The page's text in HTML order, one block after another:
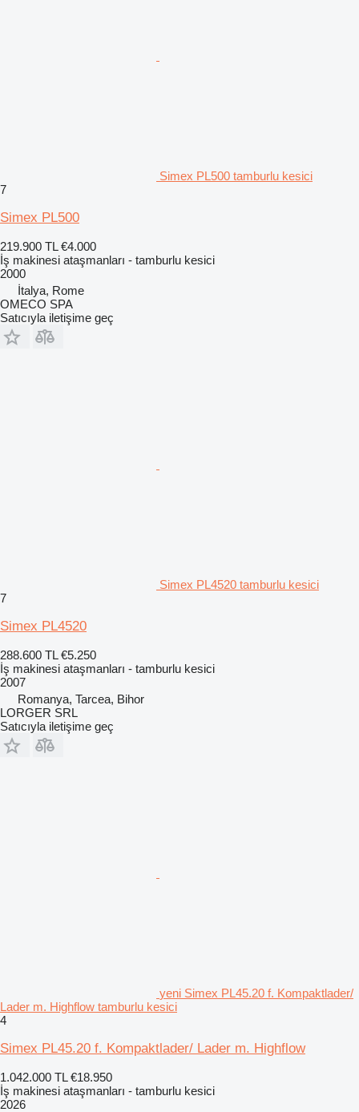
Simex PL500 tamburlu kesici
7
Simex PL500
219.900 TL €4.000
İş makinesi ataşmanları - tamburlu kesici
2000
İtalya, Rome
OMECO SPA
Satıcıyla iletişime geç
Simex PL4520 tamburlu kesici
7
Simex PL4520
288.600 TL €5.250
İş makinesi ataşmanları - tamburlu kesici
2007
Romanya, Tarcea, Bihor
LORGER SRL
Satıcıyla iletişime geç
yeni Simex PL45.20 f. Kompaktlader/
Lader m. Highflow tamburlu kesici
4
Simex PL45.20 f. Kompaktlader/ Lader m. Highflow
1.042.000 TL €18.950
İş makinesi ataşmanları - tamburlu kesici
2026